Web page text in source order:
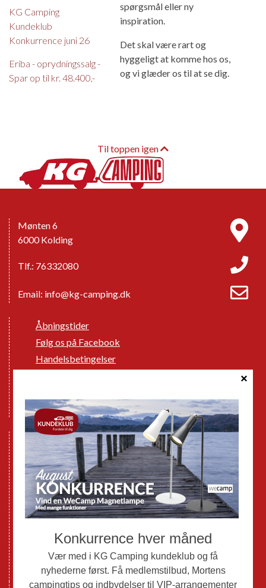
KG Camping
Kundeklub
Konkurrence juni 26
Eriba - oprydningssalg -
Spar op til kr. 48.400,-
spørgsmål eller ny
inspiration.
Det skal være rart og
hyggeligt at komme hos os,
og vi glæder os til at se dig.
Til toppen igen
Mønten 6
6000 Kolding
Tlf.: 76332080
Email: info@kg-camping.dk
Åbningstider
Følg os på Facebook
Handelsbetingelser
GPDR - Optagelse af foto og video
Nye Campingvogne
Nye Autocampere og Vans
Brugte Campingvogne
Brugte Autocampere og Vans
Webshop
Mortens Campingtips
KG Camping Kundeklub
Nyheder